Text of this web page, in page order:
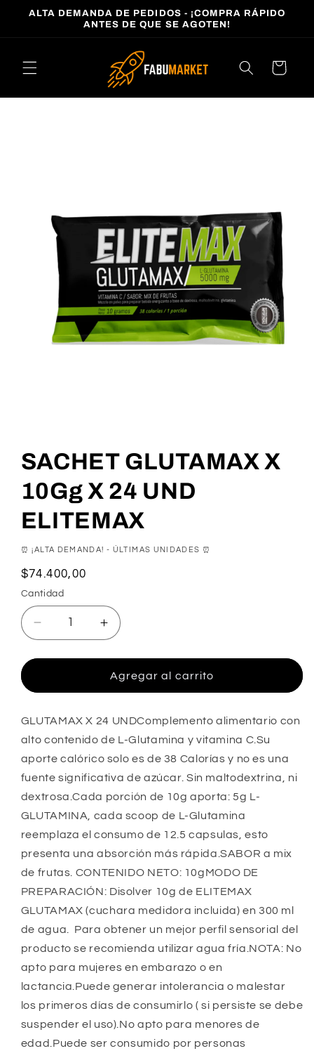
directamente
ALTA DEMANDA DE PEDIDOS - ¡COMPRA RÁPIDO
ANTES DE QUE SE AGOTEN!
Carrito
SACHET GLUTAMAX X
10Gg X 24 UND
ELITEMAX
⏰ ¡ALTA DEMANDA! - ÚLTIMAS UNIDADES ⏰
Precio
habitual
$74.400,00
Cantidad
Reducir
cantidad
para
GLUTAMAX
10Gg
X
24
ELITEMAX
Aumentar
cantidad
para
SACHET
GLUTAMAX
10Gg
X
ELITEMAX
Agregar al carrito
GLUTAMAX X 24 UNDComplemento alimentario con
alto contenido de L-Glutamina y vitamina C.Su
aporte calórico solo es de 38 Calorías y no es una
fuente significativa de azúcar. Sin maltodextrina, ni
dextrosa.Cada porción de 10g aporta: 5g L-
GLUTAMINA, cada scoop de L-Glutamina
reemplaza el consumo de 12.5 capsulas, esto
presenta una absorción más rápida.SABOR a mix
de frutas. CONTENIDO NETO: 10gMODO DE
PREPARACIÓN: Disolver 10g de ELITEMAX
GLUTAMAX (cuchara medidora incluida) en 300 ml
de agua. Para obtener un mejor perfil sensorial del
producto se recomienda utilizar agua fría.NOTA: No
apto para mujeres en embarazo o en
lactancia.Puede generar intolerancia o malestar
los primeros días de consumirlo ( si persiste se debe
suspender el uso).No apto para menores de
edad.Puede ser consumido por personas